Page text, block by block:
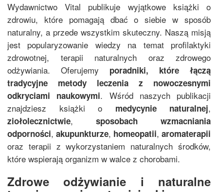
Wydawnictwo Vital publikuje wyjątkowe książki o
zdrowiu, które pomagają dbać o siebie w sposób
naturalny, a przede wszystkim skuteczny. Naszą misją
jest popularyzowanie wiedzy na temat profilaktyki
zdrowotnej, terapii naturalnych oraz zdrowego
odżywiania. Oferujemy poradniki, które łączą
tradycyjne metody leczenia z nowoczesnymi
odkryciami naukowymi. Wśród naszych publikacji
znajdziesz książki o medycynie naturalnej,
ziołolecznictwie, sposobach wzmacniania
odporności, akupunkturze, homeopatii, aromaterapii
oraz terapii z wykorzystaniem naturalnych środków,
które wspierają organizm w walce z chorobami.
Zdrowe odżywianie i naturalne